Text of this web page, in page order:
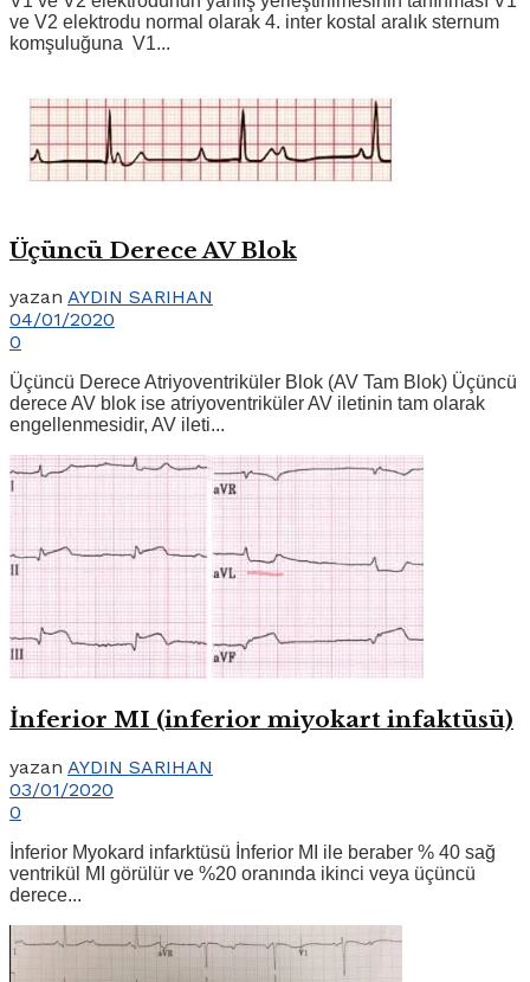
ve V2 elektrodu normal olarak 4. inter kostal aralık sternum
komşuluğuna V1...
Üçüncü Derece AV Blok
yazan AYDIN SARIHAN
04/01/2020
0
Üçüncü Derece Atriyoventriküler Blok (AV Tam Blok) Üçüncü
derece AV blok ise atriyoventriküler AV iletinin tam olarak
engellenmesidir, AV ileti...
İnferior MI (inferior miyokart infaktüsü)
yazan AYDIN SARIHAN
03/01/2020
0
İnferior Myokard infarktüsü İnferior MI ile beraber % 40 sağ
ventrikül MI görülür ve %20 oranında ikinci veya üçüncü
derece...